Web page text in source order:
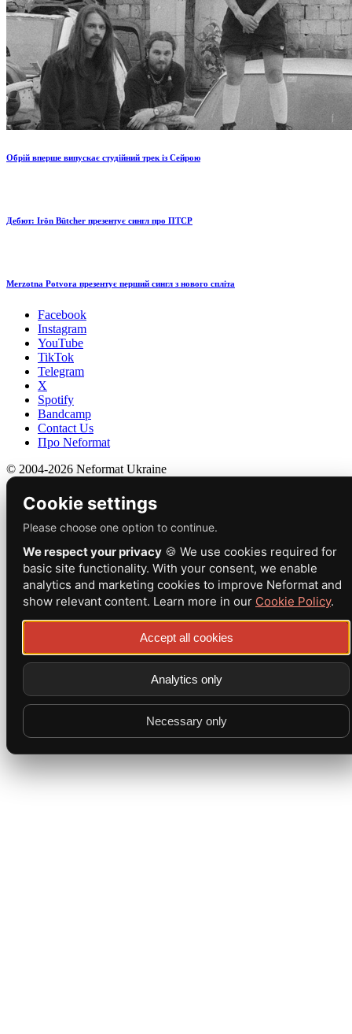
Обрій вперше випускає студійний трек із Сейрою
Дебют: Irön Bütcher презентує сингл про ПТСР
Merzotna Potvora презентує перший сингл з нового спліта
Facebook
Instagram
YouTube
TikTok
Telegram
X
Spotify
Bandcamp
Contact Us
Про Neformat
© 2004-2026 Neformat Ukraine
Cookie settings
Please choose one option to continue.
We respect your privacy 🍪 We use cookies required for
basic site functionality. With your consent, we enable
analytics and marketing cookies to improve Neformat and
show relevant content. Learn more in our Cookie Policy.
Accept all cookies
Analytics only
Necessary only